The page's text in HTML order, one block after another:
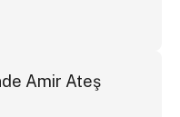
Amir Ateş